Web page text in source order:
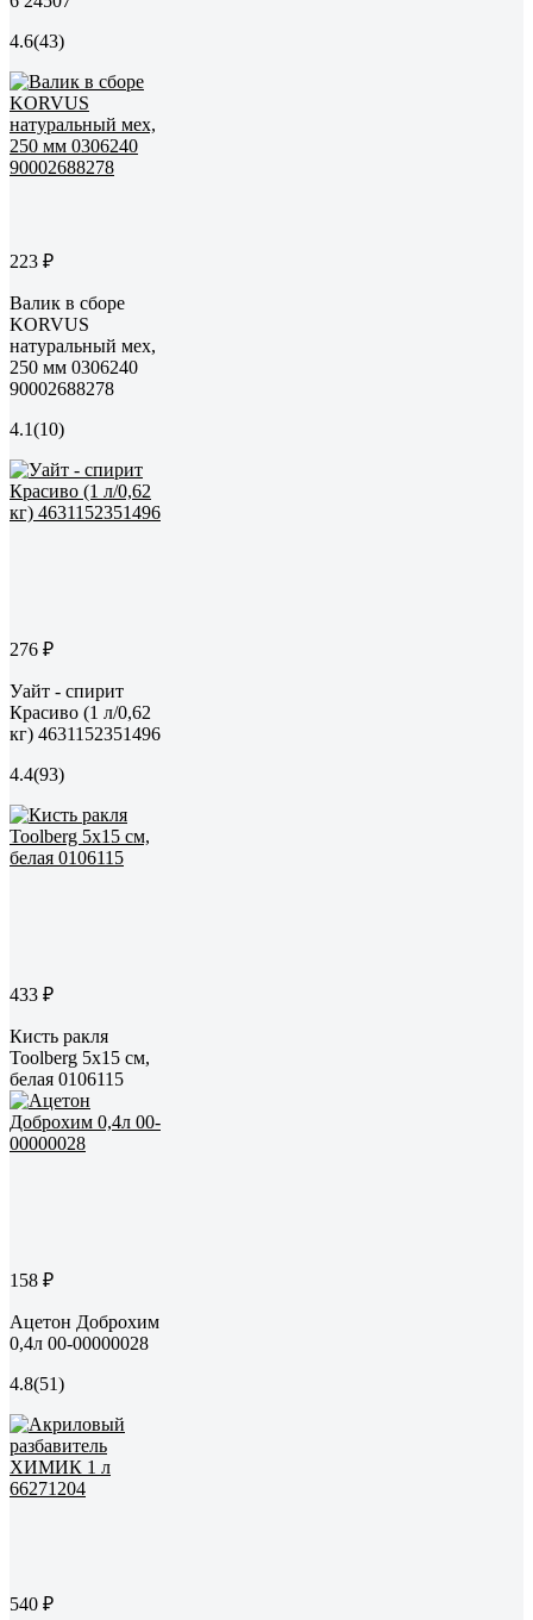
4.6(43)
223 ₽
Валик в сборе
KORVUS
натуральный мех,
250 мм 0306240
90002688278
4.1(10)
276 ₽
Уайт - спирит
Красиво (1 л/0,62
кг) 4631152351496
4.4(93)
433 ₽
Кисть ракля
Toolberg 5х15 см,
белая 0106115
158 ₽
Ацетон Доброхим
0,4л 00-00000028
4.8(51)
540 ₽